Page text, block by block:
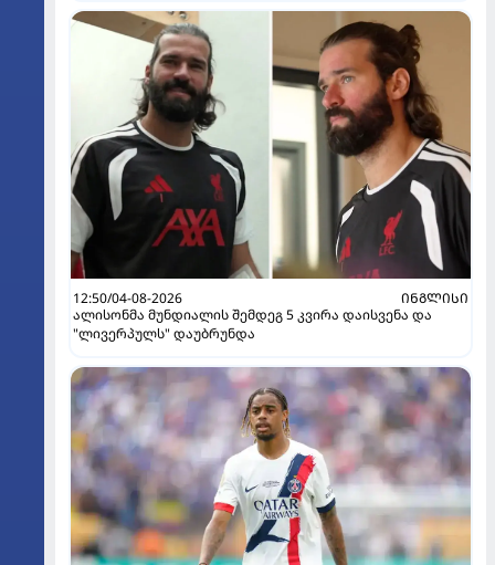
12:50/04-08-2026
ᲘᲜᲒᲚᲘᲡᲘ
ალისონმა მუნდიალის შემდეგ 5 კვირა დაისვენა და
"ლივერპულს" დაუბრუნდა